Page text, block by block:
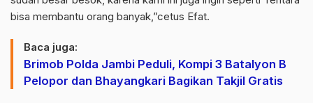
bisa membantu orang banyak,”cetus Efat.
Baca juga:
Brimob Polda Jambi Peduli, Kompi 3 Batalyon B
Pelopor dan Bhayangkari Bagikan Takjil Gratis